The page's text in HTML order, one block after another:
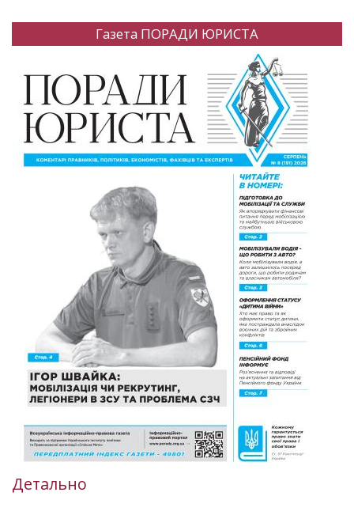
Газета ПОРАДИ ЮРИСТА
Детально